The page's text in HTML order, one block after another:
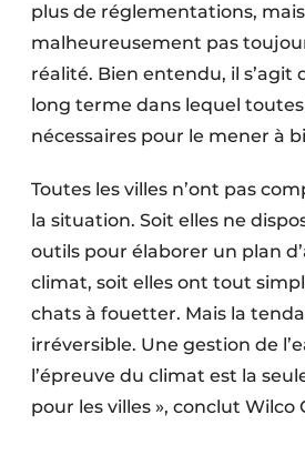
plus de réglementations,
malheureusement pas
réalité. Bien entendu, il s’agit
long terme dans lequel
nécessaires pour le mener à
Toutes les villes n’ont pas
la situation. Soit elles ne
outils pour élaborer un plan
climat, soit elles ont tout
chats à fouetter. Mais la
irréversible. Une gestion de
l’épreuve du climat est la
pour les villes », conclut Wilco